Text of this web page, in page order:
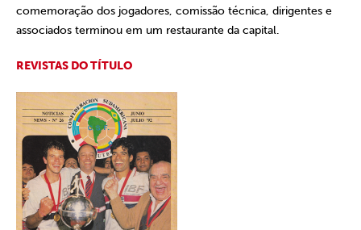
comemoração dos jogadores, comissão técnica, dirigentes e
associados terminou em um restaurante da capital.
REVISTAS DO TÍTULO